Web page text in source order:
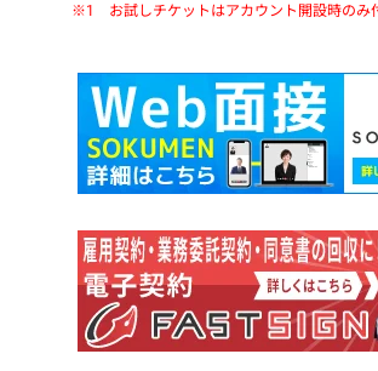
※1 お試しチケットはアカウント開設時のみ